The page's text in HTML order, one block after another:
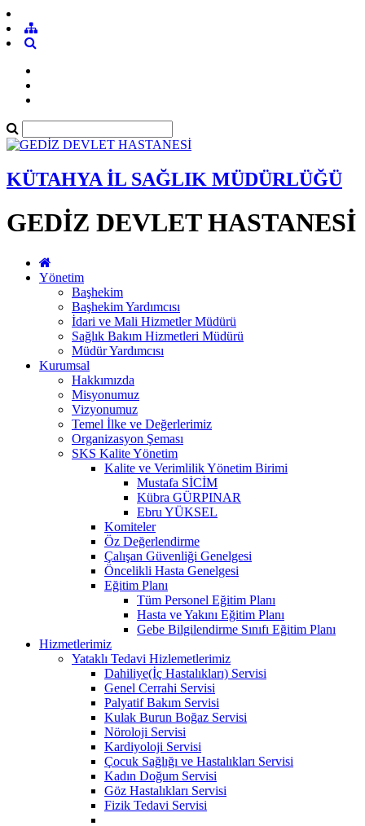
KÜTAHYA İL SAĞLIK MÜDÜRLÜĞÜ
GEDİZ DEVLET HASTANESİ
Yönetim
Başhekim
Başhekim Yardımcısı
İdari ve Mali Hizmetler Müdürü
Sağlık Bakım Hizmetleri Müdürü
Müdür Yardımcısı
Kurumsal
Hakkımızda
Misyonumuz
Vizyonumuz
Temel İlke ve Değerlerimiz
Organizasyon Şeması
SKS Kalite Yönetim
Kalite ve Verimlilik Yönetim Birimi
Mustafa SİCİM
Kübra GÜRPINAR
Ebru YÜKSEL
Komiteler
Öz Değerlendirme
Çalışan Güvenliği Genelgesi
Öncelikli Hasta Genelgesi
Eğitim Planı
Tüm Personel Eğitim Planı
Hasta ve Yakını Eğitim Planı
Gebe Bilgilendirme Sınıfı Eğitim Planı
Hizmetlerimiz
Yataklı Tedavi Hizlemetlerimiz
Dahiliye(İç Hastalıkları) Servisi
Genel Cerrahi Servisi
Palyatif Bakım Servisi
Kulak Burun Boğaz Servisi
Nöroloji Servisi
Kardiyoloji Servisi
Çocuk Sağlığı ve Hastalıkları Servisi
Kadın Doğum Servisi
Göz Hastalıkları Servisi
Fizik Tedavi Servisi